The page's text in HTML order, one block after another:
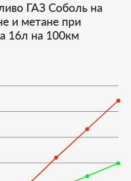
ГАЗ Соболь на
и метане при
16л на 100км